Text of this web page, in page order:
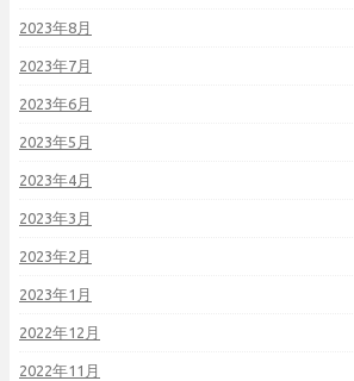
2023年8月
2023年7月
2023年6月
2023年5月
2023年4月
2023年3月
2023年2月
2023年1月
2022年12月
2022年11月